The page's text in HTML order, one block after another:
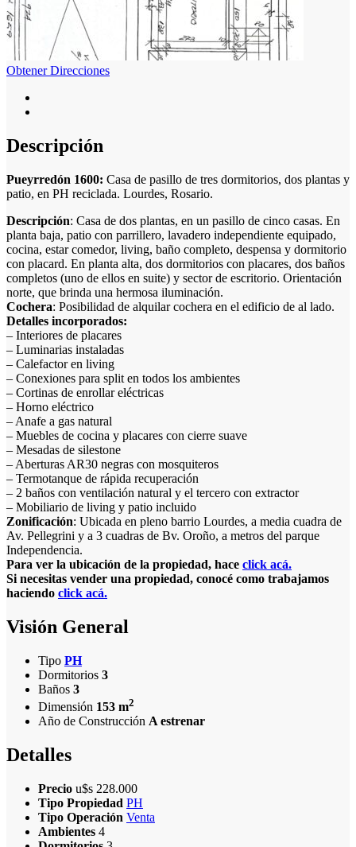
Obtener Direcciones
Descripción
Pueyrredón 1600: Casa de pasillo de tres dormitorios, dos plantas y
patio, en PH reciclada. Lourdes, Rosario.
Descripción: Casa de dos plantas, en un pasillo de cinco casas. En
planta baja, patio con parrillero, lavadero independiente equipado,
cocina, estar comedor, living, baño completo, despensa y dormitorio
con placard. En planta alta, dos dormitorios con placares, dos baños
completos (uno de ellos en suite) y sector de escritorio. Orientación
norte, que brinda una hermosa iluminación.
Cochera: Posibilidad de alquilar cochera en el edificio de al lado.
Detalles incorporados:
– Interiores de placares
– Luminarias instaladas
– Calefactor en living
– Conexiones para split en todos los ambientes
– Cortinas de enrollar eléctricas
– Horno eléctrico
– Anafe a gas natural
– Muebles de cocina y placares con cierre suave
– Mesadas de silestone
– Aberturas AR30 negras con mosquiteros
– Termotanque de rápida recuperación
– 2 baños con ventilación natural y el tercero con extractor
– Mobiliario de living y patio incluido
Zonificación: Ubicada en pleno barrio Lourdes, a media cuadra de
Av. Pellegrini y a 3 cuadras de Bv. Oroño, a metros del parque
Independencia.
Para ver la ubicación de la propiedad, hace click acá.
Si necesitas vender una propiedad, conocé como trabajamos
haciendo click acá.
Visión General
Tipo PH
Dormitorios 3
Baños 3
Dimensión 153 m2
Año de Construcción A estrenar
Detalles
Precio u$s 228.000
Tipo Propiedad PH
Tipo Operación Venta
Ambientes 4